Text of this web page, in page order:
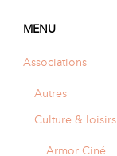
MENU
Associations
Autres
Culture & loisirs
Armor Ciné